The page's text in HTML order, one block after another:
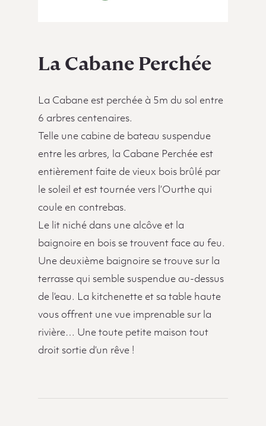
La Cabane Perchée
La Cabane est perchée à 5m du sol entre
6 arbres centenaires.
Telle une cabine de bateau suspendue
entre les arbres, la Cabane Perchée est
entièrement faite de vieux bois brûlé par
le soleil et est tournée vers l’Ourthe qui
coule en contrebas.
Le lit niché dans une alcôve et la
baignoire en bois se trouvent face au feu.
Une deuxième baignoire se trouve sur la
terrasse qui semble suspendue au-dessus
de l’eau. La kitchenette et sa table haute
vous offrent une vue imprenable sur la
rivière… Une toute petite maison tout
droit sortie d’un rêve !